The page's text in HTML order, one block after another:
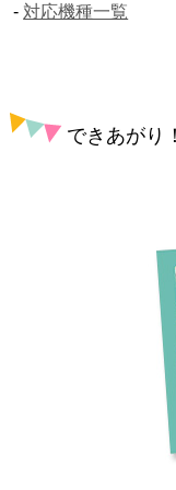
対応機種一覧
できあがり